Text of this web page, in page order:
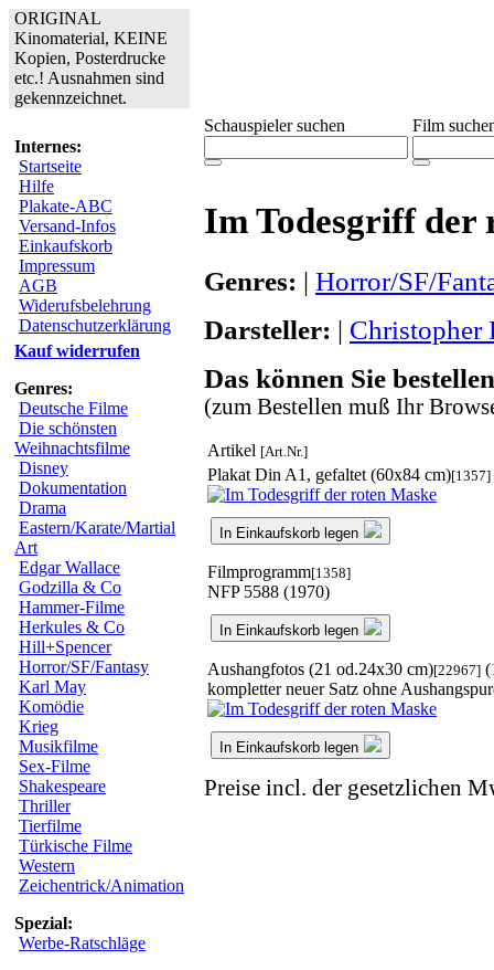
ORIGINAL
Kinomaterial, KEINE
Kopien, Posterdrucke
etc.! Ausnahmen sind
gekennzeichnet.
Internes:
Startseite
Hilfe
Plakate-ABC
Versand-Infos
Einkaufskorb
Impressum
AGB
Widerufsbelehrung
Datenschutzerklärung
Kauf widerrufen
Genres:
Deutsche Filme
Die schönsten
Weihnachtsfilme
Disney
Dokumentation
Drama
Eastern/Karate/Martial
Art
Edgar Wallace
Godzilla & Co
Hammer-Filme
Herkules & Co
Hill+Spencer
Horror/SF/Fantasy
Karl May
Komödie
Krieg
Musikfilme
Sex-Filme
Shakespeare
Thriller
Tierfilme
Türkische Filme
Western
Zeichentrick/Animation
Spezial:
Werbe-Ratschläge
Schauspieler suchen Film
Im Todesgriff der
Genres: | Horror/SF/
Darsteller: | Christopher
Das können Sie
(zum Bestellen muß Ihr
Artikel [Art.Nr.]
Plakat Din A1, gefaltet (60x84 cm)[1357]
In Einkaufskorb legen
Filmprogramm[1358]
NFP 5588 (1970)
In Einkaufskorb legen
Aushangfotos (21 od.24x30 cm)[22967]
kompletter neuer Satz ohne
In Einkaufskorb legen
Preise incl. der gesetzlichen